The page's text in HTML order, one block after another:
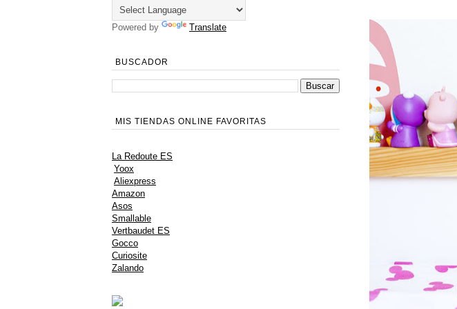
Powered by Translate
BUSCADOR
MIS TIENDAS ONLINE FAVORITAS
La Redoute ES
Yoox
Aliexpress
Amazon
Asos
Smallable
Vertbaudet ES
Gocco
Curiosite
Zalando